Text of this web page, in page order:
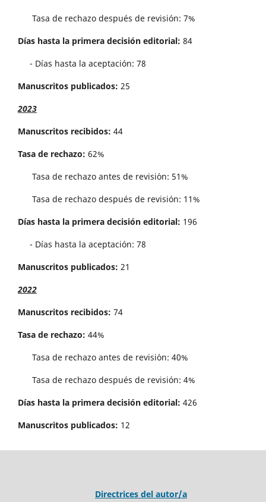
Tasa de rechazo después de revisión: 7%
Días hasta la primera decisión editorial: 84
- Días hasta la aceptación: 78
Manuscritos publicados: 25
2023
Manuscritos recibidos: 44
Tasa de rechazo: 62%
Tasa de rechazo antes de revisi´on: 51%
Tasa de rechazo después de revisión: 11%
Días hasta la primera decisión editorial: 196
- Días hasta la aceptación: 78
Manuscritos publicados: 21
2022
Manuscritos recibidos: 74
Tasa de rechazo: 44%
Tasa de rechazo antes de revisi´on: 40%
Tasa de rechazo después de revisión: 4%
Días hasta la primera decisión editorial: 426
Manuscritos publicados: 12
Directrices del autor/a